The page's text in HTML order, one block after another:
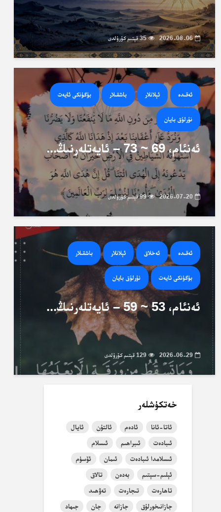
2026-08-06 35 قېتىم كۆرۈلدى
ئەقىدە ئېلانلار باشقىلار بۈگۈنكى ئايەت
نۇرلۇق بايان
ئەنئام، 69 ~ 73 – ئايەتلەرنىڭ...
2026-07-20 99 قېتىم كۆرۈلدى
ئەقىدە ئەخلاق ئېلانلار باشقىلار
بۈگۈنكى ئايەت نۇرلۇق بايان
ئەنئام، 53 ~ 59 – ئايەتلەرنىڭ...
2026-06-29 129 قېتىم كۆرۈلدى
خەتكۈشلەر
ئاتا-ئانا ئادەم ئالتۇن
ئايال
ئىبادەت
ئىبراھىم
ئىسلام
ئىسلامدا ئىبادەت
ئىمان
ئۆسۈم
ئېلىم-سېتىم
بەدەن
تالاق
تاھارەت
تىجارەت
تەۋھىد
جازانىخورلۇق
جازانە جان جىھاد